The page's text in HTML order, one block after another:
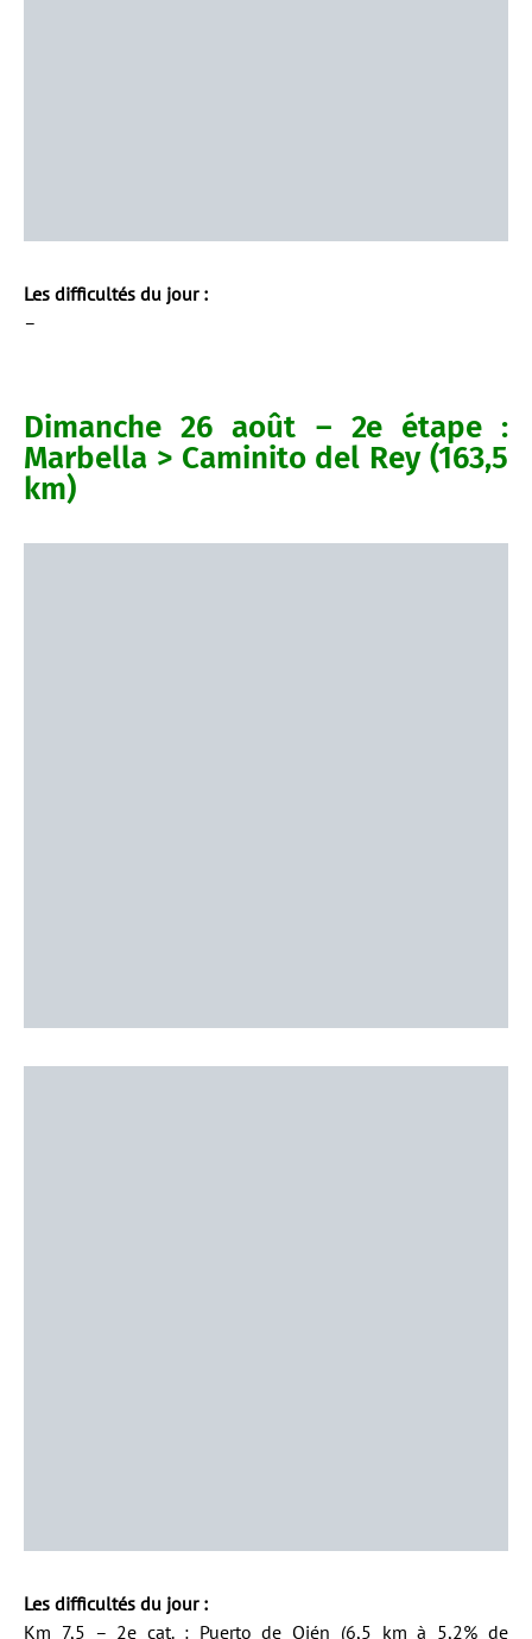
Les difficultés du jour :
–
Dimanche 26 août – 2e étape :
Marbella > Caminito del Rey (163,5
km)
Les difficultés du jour :
Km 7,5 – 2e cat. : Puerto de Ojén (6,5 km à 5,2% de